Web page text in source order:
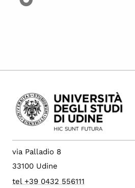
via Palladio 8
33100 Udine
tel +39 0432 556111